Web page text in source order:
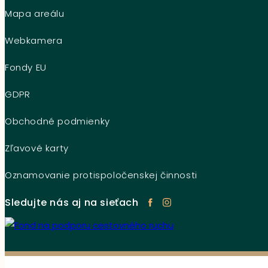
Mapa areálu
Webkamera
Fondy EU
GDPR
Obchodné podmienky
Zľavové karty
Oznamovanie protispoločenskej činnosti
Sledujte nás aj na sieťach